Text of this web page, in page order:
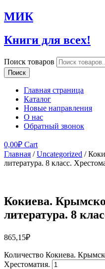
МИК
Книги для всех!
Поиск товаров
Поиск
Главная страница
Каталог
Новые направления
О нас
Обратный звонок
0,00₽ Cart
Главная /Uncategorized /
литература. 8 класс.
Кокиева.
литература. 8
865,15₽
Количество Кокиева.
Хрестоматия.